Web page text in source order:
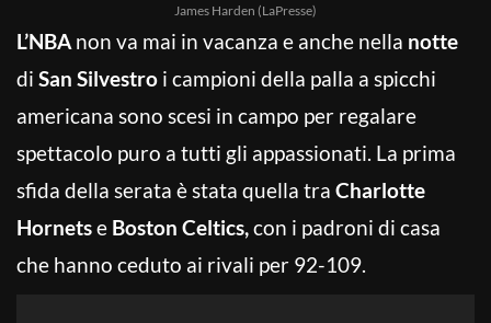
James Harden (LaPresse)
L’NBA non va mai in vacanza e anche nella notte
di San Silvestro i campioni della palla a spicchi
americana sono scesi in campo per regalare
spettacolo puro a tutti gli appassionati. La prima
sfida della serata è stata quella tra Charlotte
Hornetse Boston Celtics,con i padroni di casa
che hanno ceduto ai rivali per 92-109.